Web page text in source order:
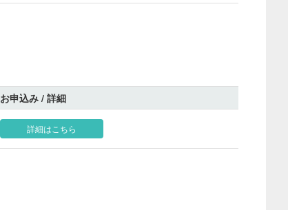
お申込み / 詳細
詳細はこちら